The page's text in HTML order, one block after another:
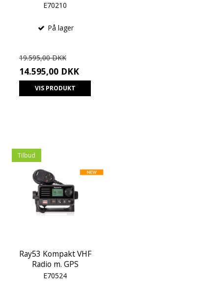
E70210
På lager
19.595,00 DKK
14.595,00 DKK
VIS PRODUKT
Tilbud
Ray53 Kompakt VHF
Radio m. GPS
E70524